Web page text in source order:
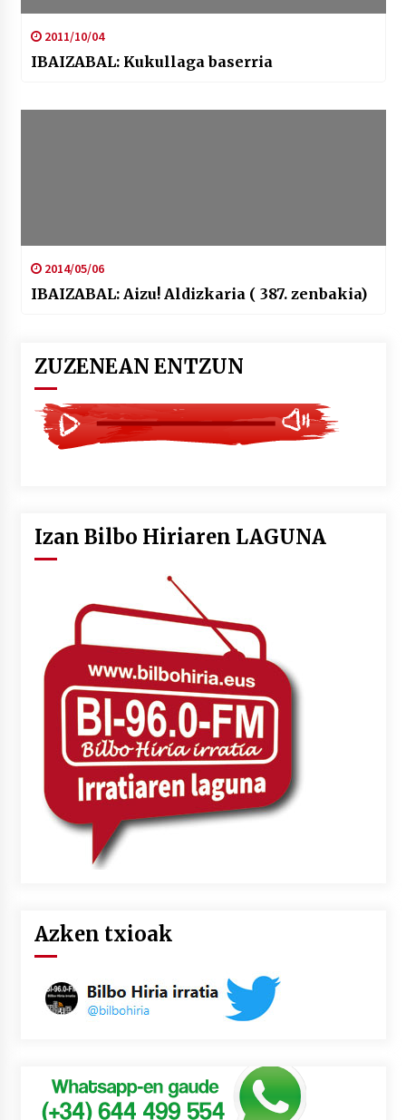
2011/10/04
IBAIZABAL: Kukullaga baserria
2014/05/06
IBAIZABAL: Aizu! Aldizkaria ( 387. zenbakia)
ZUZENEAN ENTZUN
Izan Bilbo Hiriaren LAGUNA
Azken txioak